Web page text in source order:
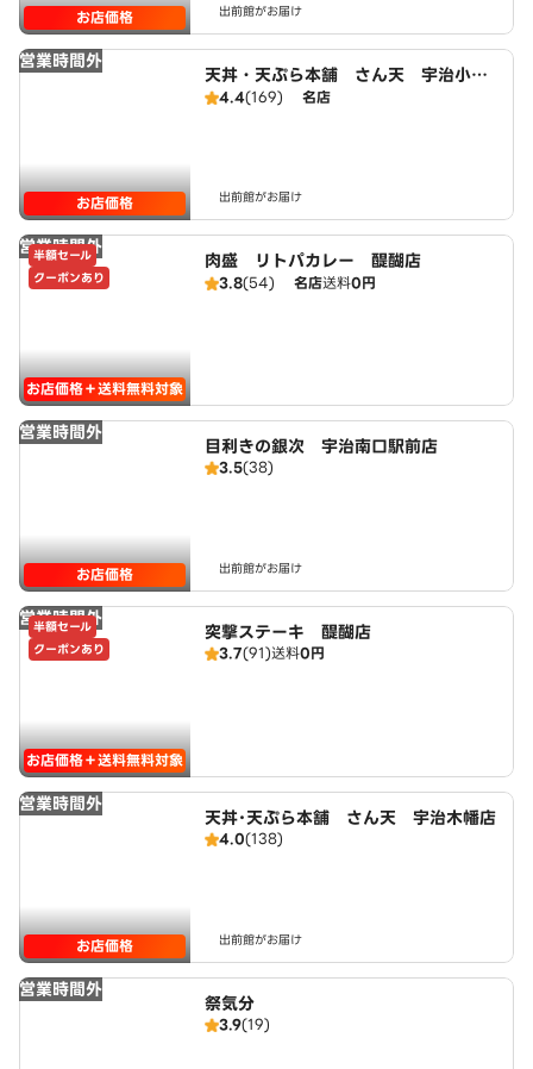
お店価格 出前館がお届け
営業時間外
お店価格
天丼・天ぷら本舗 さん天 宇治小倉
店4.4(169) 名店
出前館がお届け
営業時間外
半額セール
クーポンあり
お店価格＋送料無料対象
肉盛 リトパカレー 醍醐店
3.8(54) 名店送料0円
営業時間外
お店価格
目利きの銀次 宇治南口駅前店
3.5(38)
出前館がお届け
営業時間外
半額セール
クーポンあり
お店価格＋送料無料対象
突撃ステーキ 醍醐店
3.7(91)送料0円
営業時間外
お店価格
天丼･天ぷら本舗 さん天 宇治木幡店
4.0(138)
出前館がお届け
営業時間外
祭気分
3.9(19)